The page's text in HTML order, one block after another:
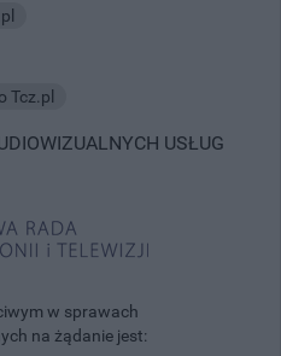
Tcz.pl
USŁUG
w sprawach
na żądanie jest: